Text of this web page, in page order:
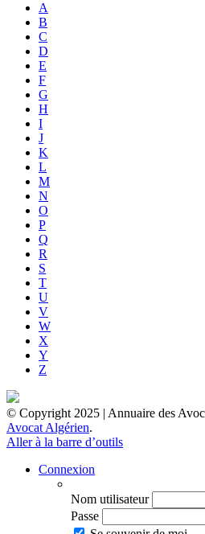
A
B
C
D
E
F
G
H
I
J
K
L
M
N
O
P
Q
R
S
T
U
V
W
X
Y
Z
© Copyright 2025 | Annuaire des
Avocat Algérien.
Aller à la barre d’outils
Connexion
Nom utilisateur
Passe